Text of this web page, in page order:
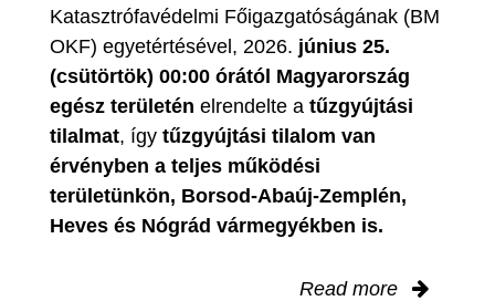
Katasztrófavédelmi Főigazgatóságának (BM
OKF) egyetértésével, 2026. június 25.
(csütörtök) 00:00 órától Magyarország
egész területén elrendelte a tűzgyújtási
tilalmat, így tűzgyújtási tilalom van
érvényben a teljes működési
területünkön, Borsod-Abaúj-Zemplén,
Heves és Nógrád vármegyékben is.
Read more